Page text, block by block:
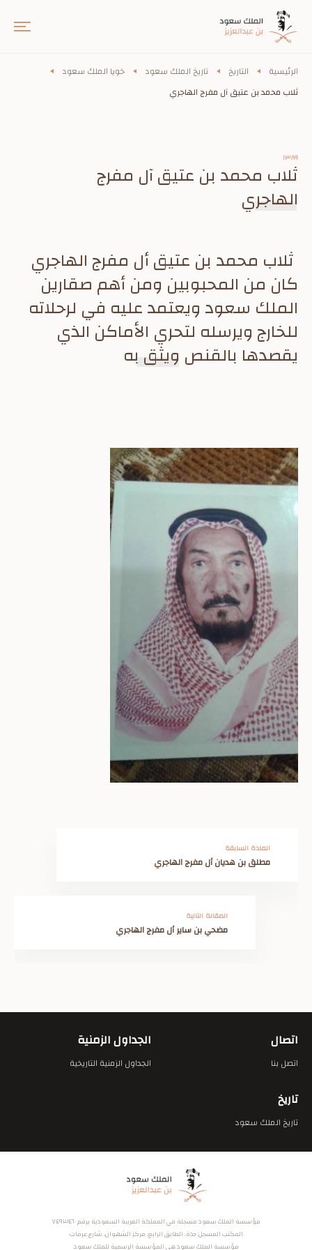
الرئيسية التاريخ تاريخ الملك سعود
خويا الملك سعود
ثلاب محمد بن عتيق آل مفرج الهاجري
١٣٨٩
ثلاب محمد بن عتيق آل مفرج
الهاجري
ثلاب محمد بن عتيق أل مفرج الهاجري
كان من المحبوبين ومن أهم صقارين
الملك سعود ويعتمد عليه في لرحلاته
للخارج ويرسله لتحري الأماكن الذي
يقصدها بالقنص ويثق به
المادة السابقة
مطلق بن هديان أل مفرج الهاجري
المقالة التالية
مضحي بن ساير أل مفرج الهاجري
اتصال
اتصل بنا
الجداول الزمنية
الجداول الزمنية التاريخية
تاريخ
تاريخ الملك سعود
مؤسسة الملك سعود مسجلة في المملكة العربية السعودية برقم ٧٤٩٣٤٦٠
المكتب المسجل: جدة، الطابق الرابع، مركز الشهوان، شارع عرفات
مؤسسة الملك سعود هي المؤسسة الرسمية للملك سعود.